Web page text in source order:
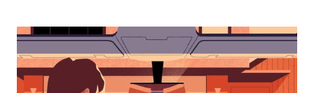
interagir
o
calendário